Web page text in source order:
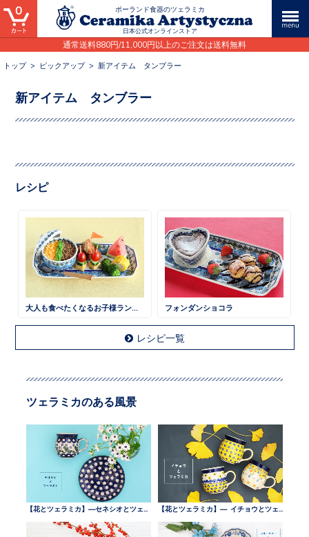
ポーランド食器のツェラミカ
日本公式オンラインストア
通常送料880円/11,000円以上のご注文は送料無料
0
トップ> ピックアップ> 新アイテム タンブラー
新アイテム タンブラー
レシピ
大人も食べたくなるお子様ランチ 鶏そぼろごはん フォンダンショコラ
レシピ一覧
ツェラミカのある風景